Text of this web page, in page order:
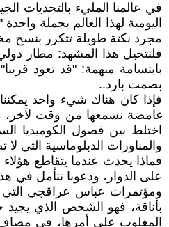
في عالمنا المليء بالتحديات
اليومية لهذا العالم بجملة
مجرد نكتة طويلة تتكرر بنسخ
فلنتخيل هذا المشهد: مطار
بابتسامة مبهمة: "قد تعود
بصمت بارد..
فإذا كان هناك شيء واحد
غامضة نسمعها من وقت لآخر،
والمناورات الدبلوماسية التي
فماذا يحدث عندما يتقاطع
على الدوار، ودعونا نتأمل في
ومؤتمرات عباس عراقجي التي
بأناقة، فهو الشخص الذي
المغلوب على أمرها، في مصاف